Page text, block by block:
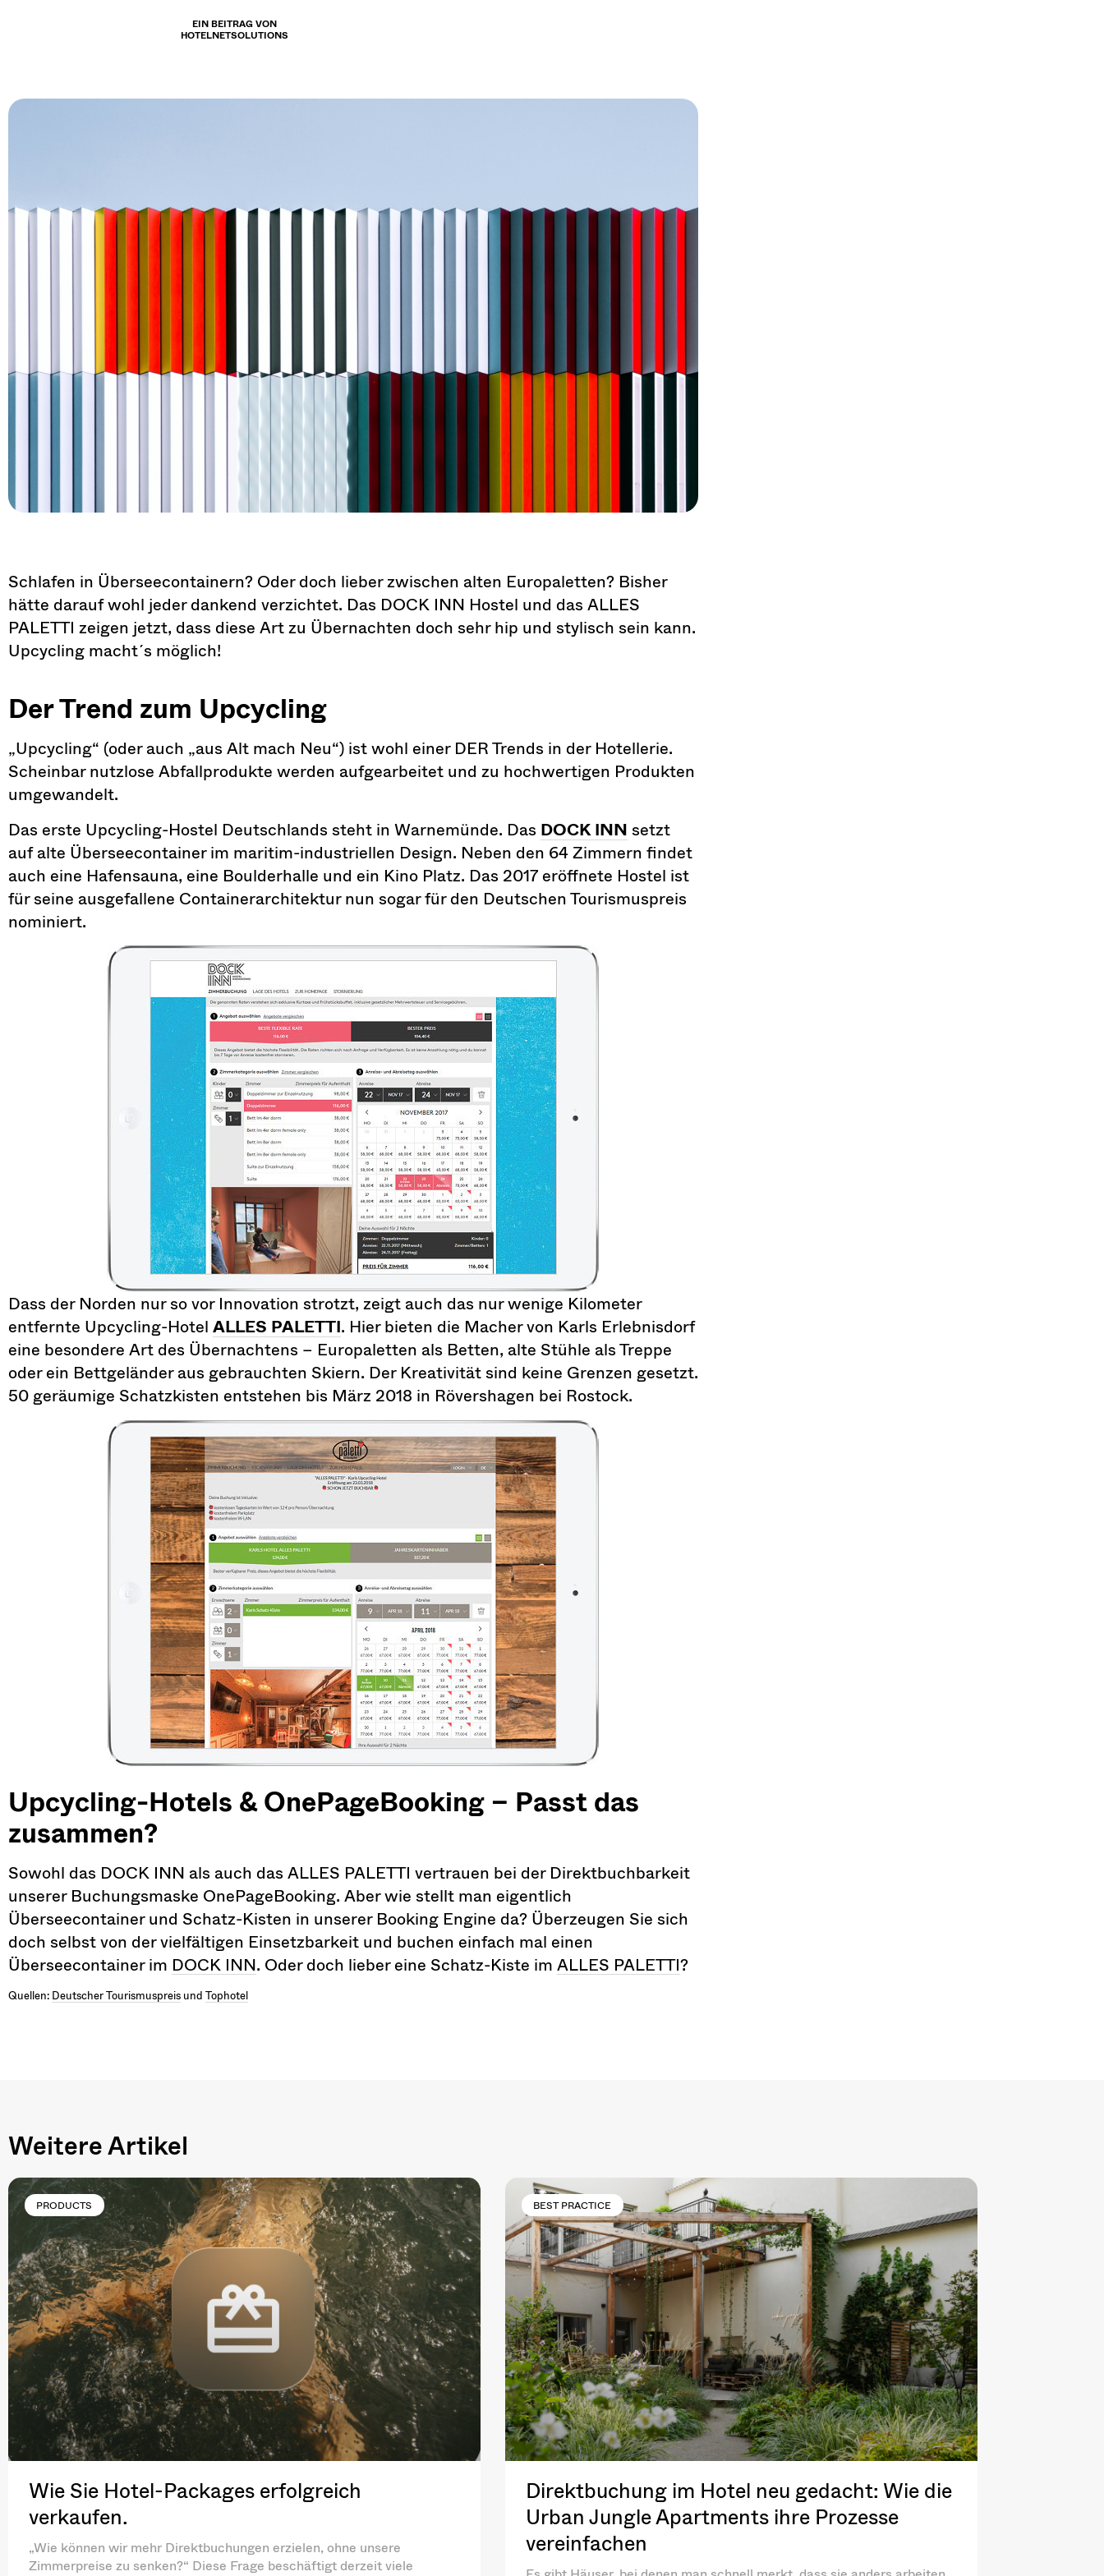
EIN BEITRAG VON
HOTELNETSOLUTIONS
Schlafen in Überseecontainern? Oder doch lieber zwischen alten Europaletten? Bisher
hätte darauf wohl jeder dankend verzichtet. Das DOCK INN Hostel und das ALLES
PALETTI zeigen jetzt, dass diese Art zu Übernachten doch sehr hip und stylisch sein kann.
Upcycling macht´s möglich!
Der Trend zum Upcycling
„Upcycling“ (oder auch „aus Alt mach Neu“) ist wohl einer DER Trends in der Hotellerie.
Scheinbar nutzlose Abfallprodukte werden aufgearbeitet und zu hochwertigen Produkten
umgewandelt.
Das erste Upcycling-Hostel Deutschlands steht in Warnemünde. Das DOCK INNsetzt
auf alte Überseecontainer im maritim-industriellen Design. Neben den 64 Zimmern findet
auch eine Hafensauna, eine Boulderhalle und ein Kino Platz. Das 2017 eröffnete Hostel ist
für seine ausgefallene Containerarchitektur nun sogar für den Deutschen Tourismuspreis
nominiert.
Dass der Norden nur so vor Innovation strotzt, zeigt auch das nur wenige Kilometer
entfernte Upcycling-HotelALLES PALETTI. Hier bieten die Macher von Karls Erlebnisdorf
eine besondere Art des Übernachtens – Europaletten als Betten, alte Stühle als Treppe
oder ein Bettgeländer aus gebrauchten Skiern. Der Kreativität sind keine Grenzen gesetzt.
50 geräumige Schatzkisten entstehen bis März 2018 in Rövershagen bei Rostock.
Upcycling-Hotels & OnePageBooking – Passt das
zusammen?
Sowohl das DOCK INN als auch das ALLES PALETTI vertrauen bei der Direktbuchbarkeit
unserer Buchungsmaske OnePageBooking. Aber wie stellt man eigentlich
Überseecontainer und Schatz-Kisten in unserer Booking Engine da? Überzeugen Sie sich
doch selbst von der vielfältigen Einsetzbarkeit und buchen einfach mal einen
Überseecontainer im DOCK INN. Oder doch lieber eine Schatz-Kiste imALLES PALETTI?
Quellen: Deutscher Tourismuspreis und Tophotel
Weitere Artikel
PRODUCTS
Wie Sie Hotel-Packages erfolgreich
verkaufen.
„Wie können wir mehr Direktbuchungen erzielen, ohne unsere
Zimmerpreise zu senken?“ Diese Frage beschäftigt derzeit viele
BEST PRACTICE
Direktbuchung im Hotel neu gedacht: Wie die
Urban Jungle Apartments ihre Prozesse
vereinfachen